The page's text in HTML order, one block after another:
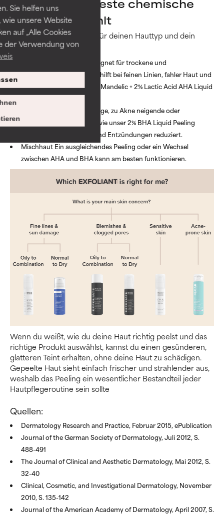
Sie helfen uns
unsere Website
auf „Alle Cookies
der Verwendung von
Peeling auswählt
Wähle das beste Peeling für deinen Hauttyp und dein
Hautproblem.
Bestens geeignet für trockene und
sonnengeschädigte Haut, hilft bei feinen Linien, fahler Haut und
rauer Textur, wie unser 6% Mandelic + 2% Lactic Acid AHA Liquid
Peeling.
Ideal für fettige, zu Akne neigende oder
empfindliche Haut, da es wie unser 2% BHA Liquid Peeling
verstopfte Poren befreit und Entzündungen reduziert.
MischhautEin ausgleichendes Peeling oder ein Wechsel
zwischen AHA und BHA kann am besten funktionieren.
Wenn du weißt, wie du deine Haut richtig peelst und das
richtige Produkt auswählst, kannst du einen gesünderen,
glatteren Teint erhalten, ohne deine Haut zu schädigen.
Gepeelte Haut sieht einfach frischer und strahlender aus,
weshalb das Peeling ein wesentlicher Bestandteil jeder
Hautpflegeroutine sein sollte
Quellen:
Dermatology Research and Practice, Februar 2015, ePublication
Journal of the German Society of Dermatology, Juli 2012, S.
488-491
The Journal of Clinical and Aesthetic Dermatology, Mai 2012, S.
32-40
Clinical, Cosmetic, and Investigational Dermatology, November
2010, S. 135-142
Journal of the American Academy of Dermatology, April 2007, S.